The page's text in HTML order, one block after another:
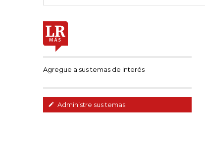
Agregue a sus temas de interés
Administre sus temas